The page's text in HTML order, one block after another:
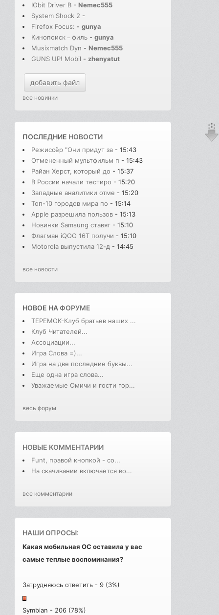
IObit Driver B - Nemec555
System Shock 2 -
Firefox Focus: - gunya
Кинопоиск－филь - gunya
Musixmatch Dyn - Nemec555
GUNS UP! Mobil - zhenyatut
добавить файл
все новинки
ПОСЛЕДНИЕ НОВОСТИ
Режиссёр "Они придут за - 15:43
Отмененный мультфильм п - 15:43
Райан Херст, который до - 15:37
В России начали тестиро - 15:20
Западные аналитики отме - 15:20
Топ-10 городов мира по - 15:14
Apple разрешила пользов - 15:13
Новинки Samsung ставят - 15:10
Флагман iQOO 16T получи - 15:10
Motorola выпустила 12-д - 14:45
все новости
НОВОЕ НАФОРУМЕ
ТЕРЕМОК-Клуб братьев наших ...
Клуб Читателей...
Ассоциации...
Игра Слова =)...
Игра на две последние буквы...
Еще одна игра слова...
Уважаемые Омичи и гости гор...
весь форум
НОВЫЕ КОММЕНТАРИИ
Funt, правой кнопкой - со...
На скачивании включается во...
все комментарии
НАШИ ОПРОСЫ:
Какая мобильная ОС оставила у вас
самые теплые воспоминания?
Затрудняюсь ответить - 9 (3%)
Symbian - 206 (78%)